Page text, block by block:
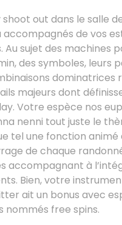
out dans le salle
accompagnés de vos
Au sujet des machines
des symboles, leurs
dominatrices
majeurs dont
Votre espèce nos
nenni tout juste le
tel une fonction animé
de chaque
accompagnant à
Bien, votre
ait un bonus avec
nommés free spins.